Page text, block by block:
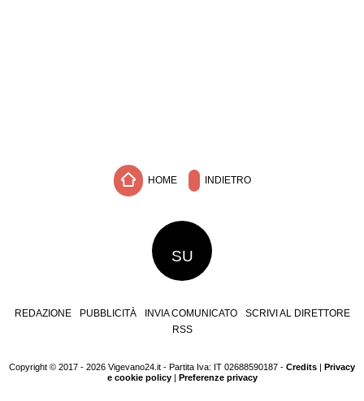
HOME INDIETRO
SU
REDAZIONE PUBBLICITÀ INVIA COMUNICATO
SCRIVI AL DIRETTORE
RSS
Copyright © 2017 - 2026 Vigevano24.it - Partita Iva: IT 02688590187 - Credits | Privacy
e cookie policy| Preferenze privacy